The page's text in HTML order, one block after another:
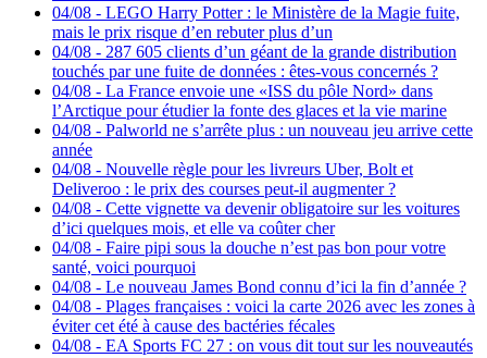
04/08 - LEGO Harry Potter : le Ministère de la Magie fuite,
mais le prix risque d’en rebuter plus d’un
04/08 - 287 605 clients d’un géant de la grande distribution
touchés par une fuite de données : êtes-vous concernés ?
04/08 - La France envoie une «ISS du pôle Nord» dans
l’Arctique pour étudier la fonte des glaces et la vie marine
04/08 - Palworld ne s’arrête plus : un nouveau jeu arrive cette
année
04/08 - Nouvelle règle pour les livreurs Uber, Bolt et
Deliveroo : le prix des courses peut-il augmenter ?
04/08 - Cette vignette va devenir obligatoire sur les voitures
d’ici quelques mois, et elle va coûter cher
04/08 - Faire pipi sous la douche n’est pas bon pour votre
santé, voici pourquoi
04/08 - Le nouveau James Bond connu d’ici la fin d’année ?
04/08 - Plages françaises : voici la carte 2026 avec les zones à
éviter cet été à cause des bactéries fécales
04/08 - EA Sports FC 27 : on vous dit tout sur les nouveautés